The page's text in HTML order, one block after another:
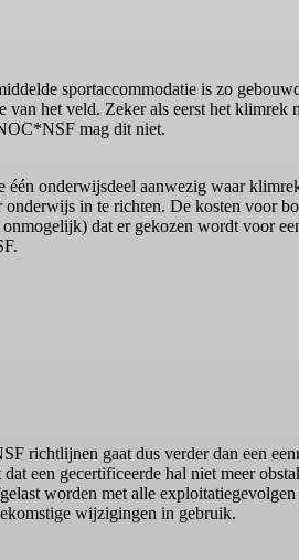
sportaccommodatie is zo
het veld. Zeker als eerst het klimrek
mag dit niet.
onderwijsdeel aanwezig waar
in te richten. De kosten voor
dat er gekozen wordt voor
richtlijnen gaat dus verder dan een
een gecertificeerde hal niet meer
worden met alle
wijzigingen in gebruik.